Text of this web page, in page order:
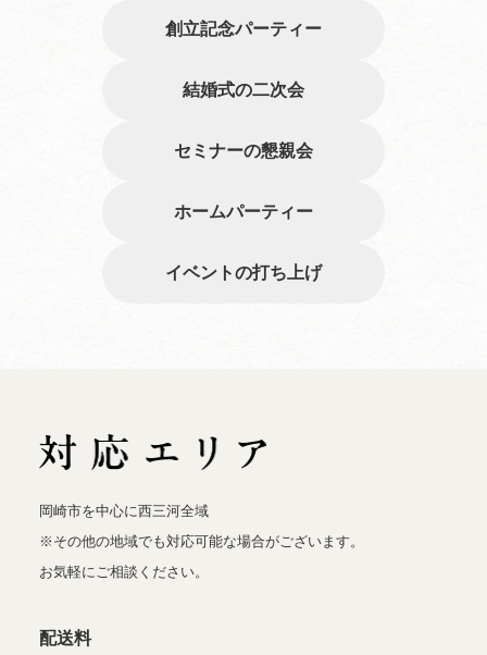
創立記念パーティー
結婚式の二次会
セミナーの懇親会
ホームパーティー
イベントの打ち上げ
岡崎市を中心に西三河全域
※その他の地域でも対応可能な場合がございます。
お気軽にご相談ください。
配送料